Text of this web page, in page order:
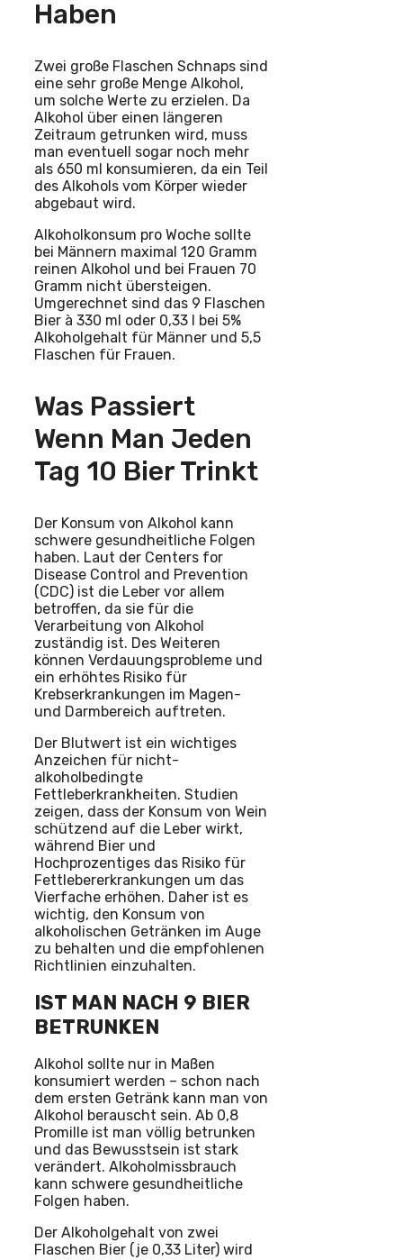
Haben
Zwei große Flaschen Schnaps sind
eine sehr große Menge Alkohol,
um solche Werte zu erzielen. Da
Alkohol über einen längeren
Zeitraum getrunken wird, muss
man eventuell sogar noch mehr
als 650 ml konsumieren, da ein Teil
des Alkohols vom Körper wieder
abgebaut wird.
Alkoholkonsum pro Woche sollte
bei Männern maximal 120 Gramm
reinen Alkohol und bei Frauen 70
Gramm nicht übersteigen.
Umgerechnet sind das 9 Flaschen
Bier à 330 ml oder 0,33 l bei 5%
Alkoholgehalt für Männer und 5,5
Flaschen für Frauen.
Was Passiert
Wenn Man Jeden
Tag 10 Bier Trinkt
Der Konsum von Alkohol kann
schwere gesundheitliche Folgen
haben. Laut der Centers for
Disease Control and Prevention
(CDC) ist die Leber vor allem
betroffen, da sie für die
Verarbeitung von Alkohol
zuständig ist. Des Weiteren
können Verdauungsprobleme und
ein erhöhtes Risiko für
Krebserkrankungen im Magen-
und Darmbereich auftreten.
Der Blutwert ist ein wichtiges
Anzeichen für nicht-
alkoholbedingte
Fettleberkrankheiten. Studien
zeigen, dass der Konsum von Wein
schützend auf die Leber wirkt,
während Bier und
Hochprozentiges das Risiko für
Fettlebererkrankungen um das
Vierfache erhöhen. Daher ist es
wichtig, den Konsum von
alkoholischen Getränken im Auge
zu behalten und die empfohlenen
Richtlinien einzuhalten.
IST MAN NACH 9 BIER
BETRUNKEN
Alkohol sollte nur in Maßen
konsumiert werden – schon nach
dem ersten Getränk kann man von
Alkohol berauscht sein. Ab 0,8
Promille ist man völlig betrunken
und das Bewusstsein ist stark
verändert. Alkoholmissbrauch
kann schwere gesundheitliche
Folgen haben.
Der Alkoholgehalt von zwei
Flaschen Bier (je 0,33 Liter) wird